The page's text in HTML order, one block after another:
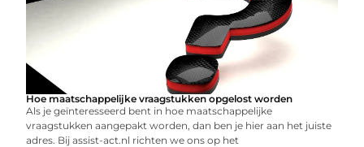
Hoe maatschappelijke vraagstukken opgelost worden
Als je geïnteresseerd bent in hoe maatschappelijke
vraagstukken aangepakt worden, dan ben je hier aan het juiste
adres. Bij assist-act.nl richten we ons op het